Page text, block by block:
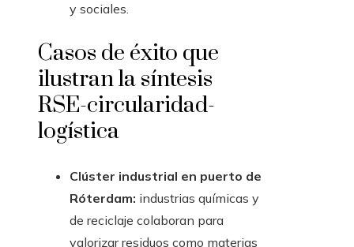
y sociales.
Casos de éxito que
ilustran la síntesis
RSE-circularidad-
logística
Clúster industrial en puerto de
Róterdam: industrias químicas y
de reciclaje colaboran para
valorizar residuos como materias